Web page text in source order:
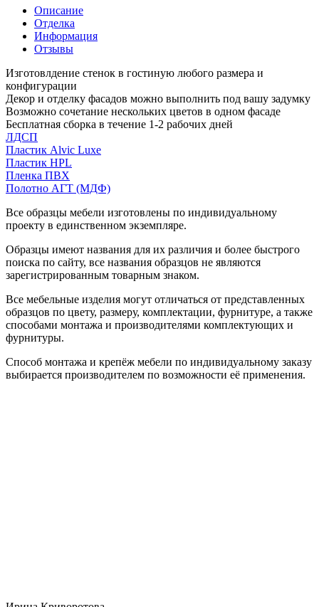
Описание
Отделка
Информация
Отзывы
Изготовлдение стенок в гостиную любого размера и
конфигурации
Декор и отделку фасадов можно выполнить под вашу задумку
Возможно сочетание нескольких цветов в одном фасаде
Бесплатная сборка в течение 1-2 рабочих дней
ЛДСП
Пластик Alvic Luxe
Пластик HPL
Пленка ПВХ
Полотно АГТ (МДФ)
Все образцы мебели изготовлены по индивидуальному
проекту в единственном экземпляре.
Образцы имеют названия для их различия и более быстрого
поиска по сайту, все названия образцов не являются
зарегистрированным товарным знаком.
Все мебельные изделия могут отличаться от представленных
образцов по цвету, размеру, комплектации, фурнитуре, а также
способами монтажа и производителями комплектующих и
фурнитуры.
Способ монтажа и крепёж мебели по индивидуальному заказу
выбирается производителем по возможности её применения.